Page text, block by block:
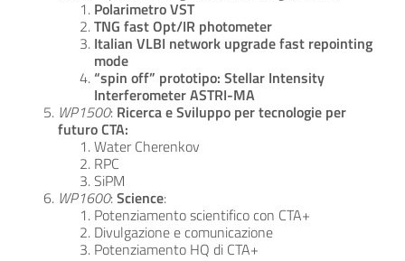
Polarimetro VST
TNG fast Opt/IR photometer
Italian VLBI network upgrade fast repointing
mode
“spin off” prototipo: Stellar Intensity
Interferometer ASTRI-MA
WP1500: Ricerca e Sviluppo per tecnologie per
futuro CTA:
Water Cherenkov
RPC
SiPM
WP1600:Science:
Potenziamento scientifico con CTA+
Divulgazione e comunicazione
Potenziamento HQ di CTA+